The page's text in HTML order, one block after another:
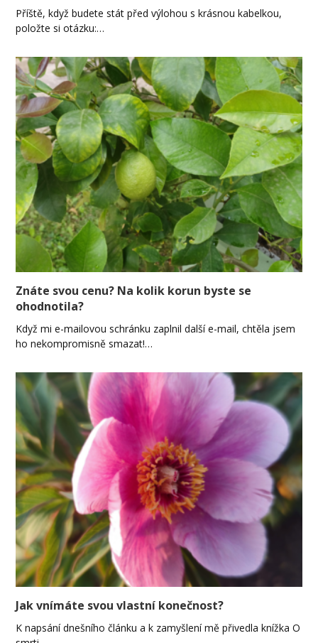
Příště, když budete stát před výlohou s krásnou kabelkou,
položte si otázku:…
Znáte svou cenu? Na kolik korun byste se
ohodnotila?
Když mi e-mailovou schránku zaplnil další e-mail, chtěla jsem
ho nekompromisně smazat!…
Jak vnímáte svou vlastní konečnost?
K napsání dnešního článku a k zamyšlení mě přivedla knížka O